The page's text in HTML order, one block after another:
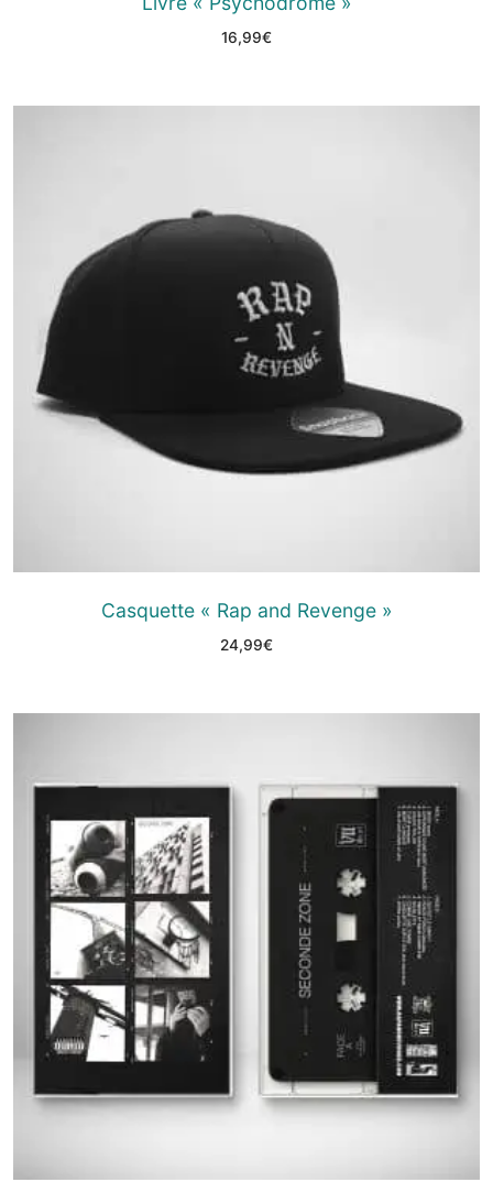
16,99€
Casquette « Rap and Revenge »
24,99€